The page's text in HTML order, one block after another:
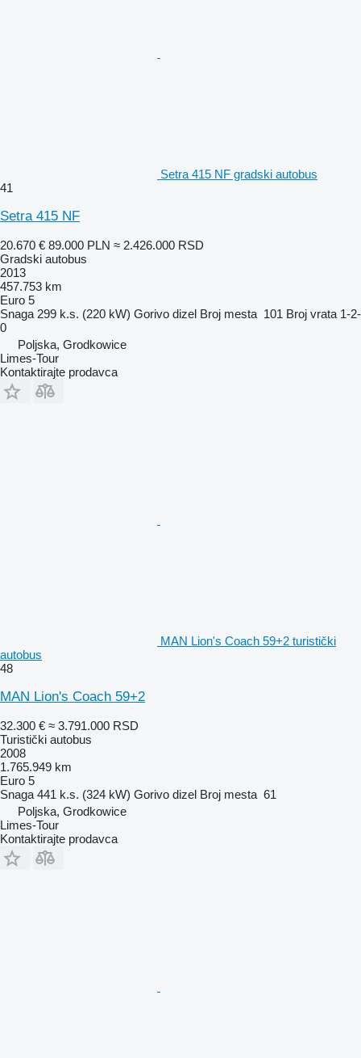
Setra 415 NF gradski autobus
41
Setra 415 NF
20.670 € 89.000 PLN ≈ 2.426.000 RSD
Gradski autobus
2013
457.753 km
Euro 5
Snaga 299 k.s. (220 kW) Gorivo dizel Broj mesta 101 Broj vrata 1-2-
0
Poljska, Grodkowice
Limes-Tour
Kontaktirajte prodavca
MAN Lion's Coach 59+2 turistički
autobus
48
MAN Lion's Coach 59+2
32.300 € ≈ 3.791.000 RSD
Turistički autobus
2008
1.765.949 km
Euro 5
Snaga 441 k.s. (324 kW) Gorivo dizel Broj mesta 61
Poljska, Grodkowice
Limes-Tour
Kontaktirajte prodavca